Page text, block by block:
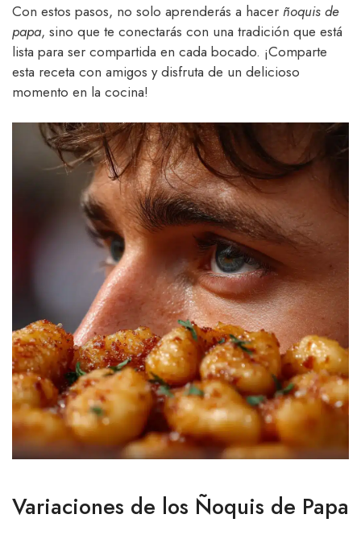
Con estos pasos, no solo aprenderás a hacer ñoquis de
papa, sino que te conectarás con una tradición que está
lista para ser compartida en cada bocado. ¡Comparte
esta receta con amigos y disfruta de un delicioso
momento en la cocina!
Variaciones de los Ñoquis de Papa